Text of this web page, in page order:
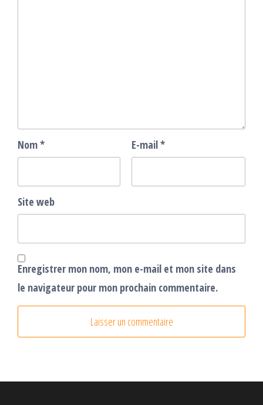
Nom* E-mail*
Site web
Enregistrer mon nom, mon e-mail et mon site dans
le navigateur pour mon prochain commentaire.